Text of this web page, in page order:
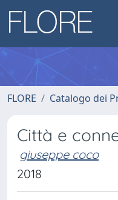
FLORE Catalogo dei
Città e
giuseppe coco
2018